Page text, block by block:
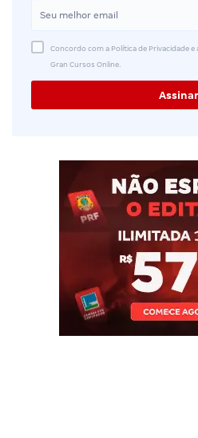
Concordo com a Política de Privacidade
Gran Cursos Online.